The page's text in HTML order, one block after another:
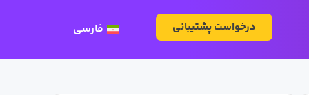
درخواست پشتیبانی فارسی